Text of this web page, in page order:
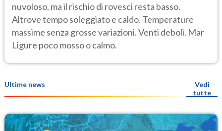
nuvoloso, ma il rischio di rovesci resta basso.
Altrove tempo soleggiato e caldo. Temperature
massime senza grosse variazioni. Venti deboli. Mar
Ligure poco mosso o calmo.
Ultime news
Vedi
tutte